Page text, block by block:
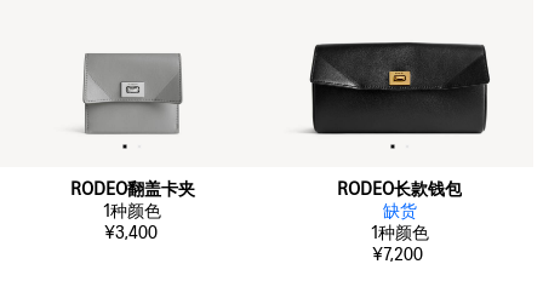
RODEO翻盖卡夹
1种颜色
¥3,400
RODEO长款钱包
缺货
1种颜色
¥7,200